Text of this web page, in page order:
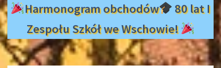
Harmonogram obchodów
80 lat I
Zespołu Szkół we Wschowie!